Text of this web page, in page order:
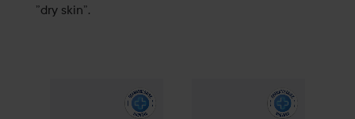
”dry skin”.
La Roche-PosayAnthelios Uvmune Ultra Cream SPF50+
La Roche-PosayCicaplast